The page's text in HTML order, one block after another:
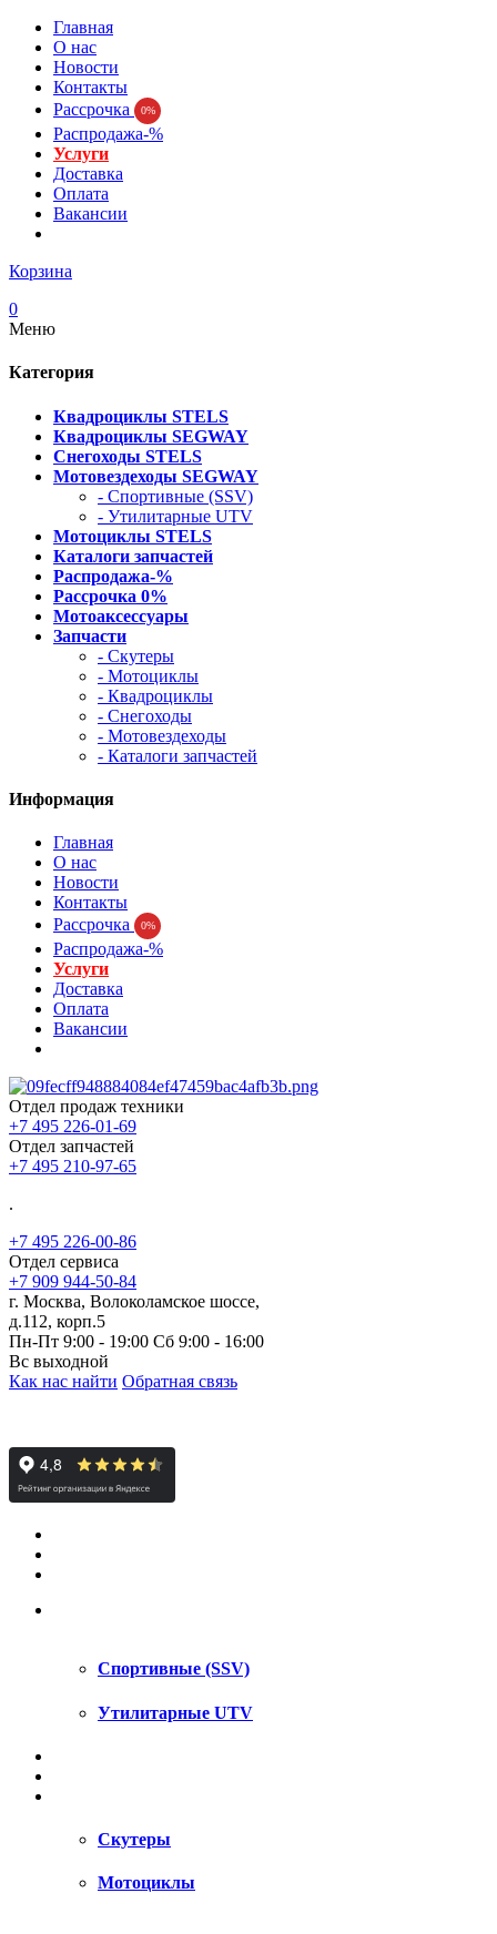
Главная
О нас
Новости
Контакты
Рассрочка
0%
Распродажа-%
Услуги
Доставка
Оплата
Вакансии
Корзина
0
Меню
Категория
Квадроциклы STELS
Квадроциклы SEGWAY
Снегоходы STELS
Мотовездеходы SEGWAY
- Спортивные (SSV)
- Утилитарные UTV
Мотоциклы STELS
Каталоги запчастей
Распродажа-%
Рассрочка 0%
Мотоаксессуары
Запчасти
- Скутеры
- Мотоциклы
- Квадроциклы
- Снегоходы
- Мотовездеходы
- Каталоги запчастей
Информация
Главная
О нас
Новости
Контакты
Рассрочка
0%
Распродажа-%
Услуги
Доставка
Оплата
Вакансии
Отдел продаж техники
+7 495 226-01-69
Отдел запчастей
+7 495 210-97-65
.
+7 495 226-00-86
Отдел сервиса
+7 909 944-50-84
г. Москва, Волоколамское шоссе,
д.112, корп.5
Пн-Пт 9:00 - 19:00 Сб 9:00 - 16:00
Вс выходной
Как нас найти Обратная связь
Спортивные (SSV)
Утилитарные UTV
Скутеры
Мотоциклы